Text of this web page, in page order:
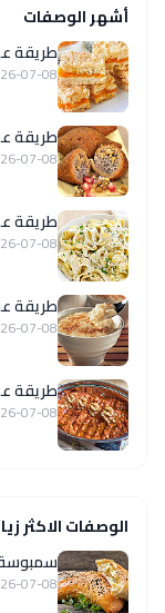
أشهر الوصفات
طريقة
07-08
طريقة
07-08
طريقة
07-08
طريقة عمل
07-08
طريقة
07-08
الوصفات الاكثر
سمبوسة
07-08